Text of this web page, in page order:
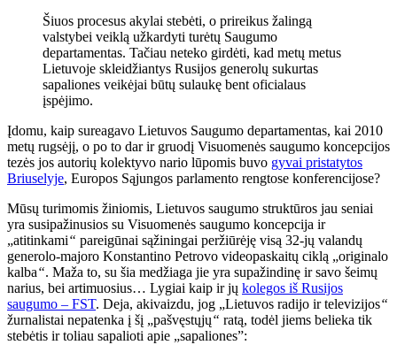
Šiuos procesus akylai stebėti, o prireikus žalingą
valstybei veiklą užkardyti turėtų Saugumo
departamentas. Tačiau neteko girdėti, kad metų metus
Lietuvoje skleidžiantys Rusijos generolų sukurtas
sapaliones veikėjai būtų sulaukę bent oficialaus
įspėjimo.
Įdomu, kaip sureagavo Lietuvos Saugumo departamentas, kai 2010
metų rugsėjį, o po to dar ir gruodį Visuomenės saugumo koncepcijos
tezės jos autorių kolektyvo nario lūpomis buvo gyvai pristatytos
Briuselyje, Europos Sąjungos parlamento rengtose konferencijose?
Mūsų turimomis žiniomis, Lietuvos saugumo struktūros jau seniai
yra susipažinusios su Visuomenės saugumo koncepcija ir
„atitinkami“ pareigūnai sąžiningai peržiūrėję visą 32-jų valandų
generolo-majoro Konstantino Petrovo videopaskaitų ciklą „originalo
kalba“. Maža to, su šia medžiaga jie yra supažindinę ir savo šeimų
narius, bei artimuosius… Lygiai kaip ir jų kolegos iš Rusijos
saugumo – FST. Deja, akivaizdu, jog „Lietuvos radijo ir televizijos“
žurnalistai nepatenka į šį „pašvęstųjų“ ratą, todėl jiems belieka tik
stebėtis ir toliau sapalioti apie „sapaliones”: